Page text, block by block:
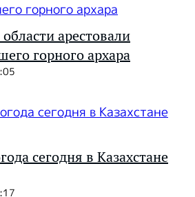
арестовали
горного архара
сегодня в Казахстане